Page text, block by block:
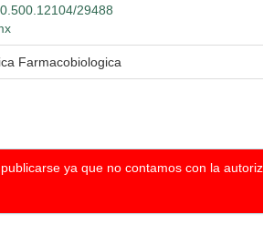
29488
Farmacobiologica
ya que no contamos con la